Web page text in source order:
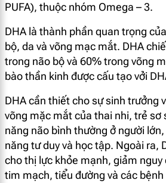
PUFA), thuộc nhóm Omega – 3.
DHA là thành phần quan trọng
bộ, da và võng mạc mắt. DHA
trong não bộ và 60% trong võng
bào thần kinh được cấu tạo vởi
DHA cần thiết cho sự sinh trưởng
võng mặc mắt của thai nhi, trẻ sơ
năng não bình thường ở người
năng tư duy và học tập. Ngoài ra,
cho thị lực khỏe mạnh, giảm nguy
tim mạch, tiểu đường và các